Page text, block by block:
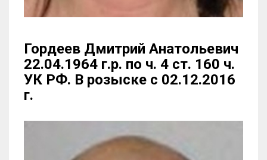
Гордеев Дмитрий Анатольевич
22.04.1964 г.р. по ч. 4 ст. 160 ч.
УК РФ. В розыске с 02.12.2016
г.